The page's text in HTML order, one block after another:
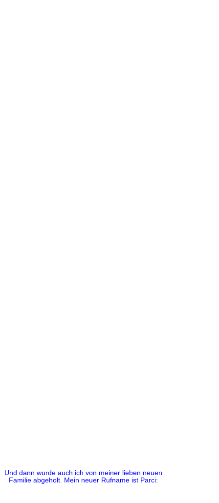
Und dann wurde auch ich von meiner lieben neuen
Familie abgeholt. Mein neuer Rufname ist Parci: